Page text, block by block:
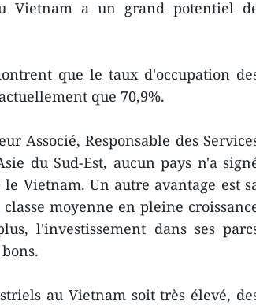
Vietnam a un grand potentiel
que le taux d'occupation
que 70,9%.
Associé, Responsable des
du Sud-Est, aucun pays n'a
Vietnam. Un autre avantage est
moyenne en pleine
l'investissement dans ses
au Vietnam soit très élevé,